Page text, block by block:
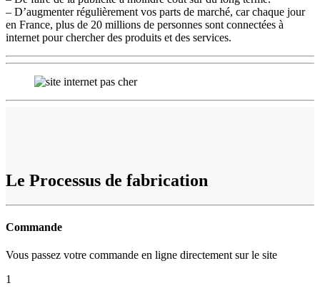
– D’augmenter régulièrement vos parts de marché, car chaque jour
en France, plus de 20 millions de personnes sont connectées à
internet pour chercher des produits et des services.
Le Processus de fabrication
Commande
Vous passez votre commande en ligne directement sur le site
1